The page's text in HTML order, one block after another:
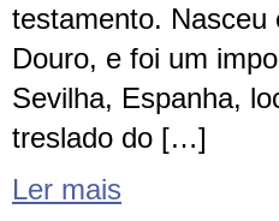
testamento. Nasceu
Douro, e foi um
Sevilha, Espanha,
treslado do […]
Ler mais